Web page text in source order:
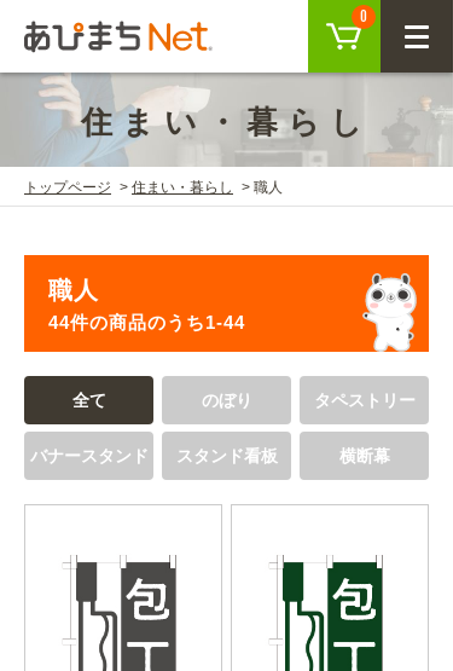
0
CLOSE
ログイン
会員登録
商品を探す
SEARCH
KEYWORD
チュクミ 韓国グルメ 駐車場 鍋
CATEGORY
ご利用ガイド
取り扱い商品一覧
既製デザイン商品注文方法
BEGINNER'S GUIDE
初めての方へ トップ
住まい・暮らし
トップページ 住まい・暮らし 職人
職人
44件の商品のうち1-44
全て のぼり タペストリー
バナースタンド スタンド看板 横断幕